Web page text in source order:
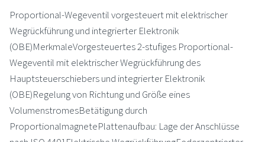
Proportional-Wegeventil vorgesteuert mit elektrischer
Wegrückführung und integrierter Elektronik
(OBE)MerkmaleVorgesteuertes 2-stufiges Proportional-
Wegeventil mit elektrischer Wegrückführung des
Hauptsteuerschiebers und integrierter Elektronik
(OBE)Regelung von Richtung und Größe eines
VolumenstromesBetätigung durch
ProportionalmagnetePlattenaufbau: Lage der Anschlüsse